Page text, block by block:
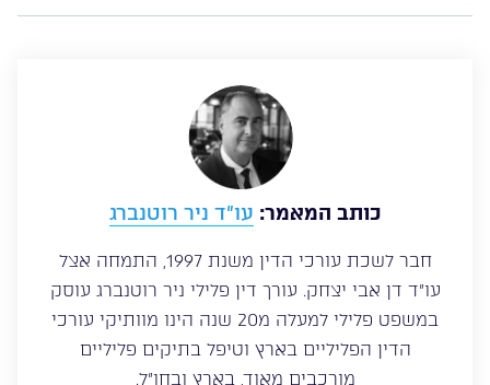
כותב המאמר: עו”ד ניר רוטנברג
חבר לשכת עורכי הדין משנת 1997, התמחה אצל
עו”ד דן אבי יצחק. עורך דין פלילי ניר רוטנברג עוסק
במשפט פלילי למעלה מ20 שנה הינו מוותיקי עורכי
הדין הפליליים בארץ וטיפל בתיקים פליליים
מורכבים מאוד, בארץ ובחו”ל.